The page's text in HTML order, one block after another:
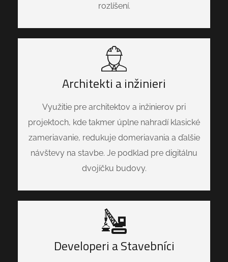
rozlíšení.
Architekti a inžinieri
Využitie pre architektov a inžinierov pri
projektoch, kde takmer úplne nahradí klasické
zameriavanie, redukuje domeriavania a ďalšie
návštevy na stavbe. Je podklad pre digitálnu
dvojíčku budovy.
Developeri a Stavebníci